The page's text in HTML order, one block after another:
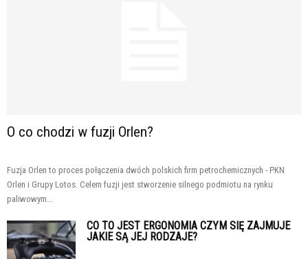
O co chodzi w fuzji Orlen?
Fuzja Orlen to proces połączenia dwóch polskich firm petrochemicznych - PKN
Orlen i Grupy Lotos. Celem fuzji jest stworzenie silnego podmiotu na rynku
paliwowym...
CO TO JEST ERGONOMIA CZYM SIĘ ZAJMUJE
JAKIE SĄ JEJ RODZAJE?